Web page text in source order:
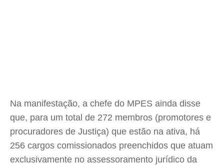
Na manifestação, a chefe do MPES ainda disse
que, para um total de 272 membros (promotores e
procuradores de Justiça) que estão na ativa, há
256 cargos comissionados preenchidos que atuam
exclusivamente no assessoramento jurídico da